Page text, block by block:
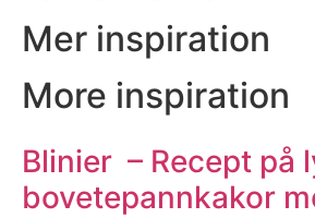
Mer inspiration
More inspiration
Blinier – Recept på
bovetepannkakor